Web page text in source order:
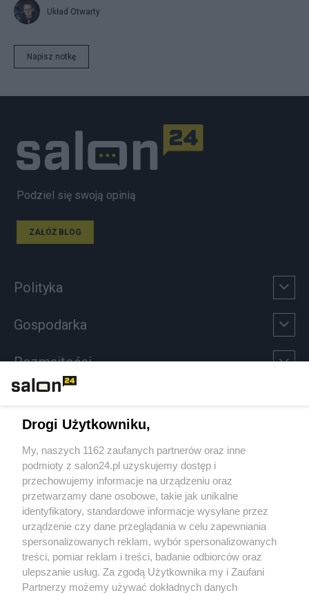
Układ Otwarty
Napisz notkę
Podziel się swoją opinią
ZAŁÓŻ BLOG
Polityka
Gospodarka
Rozmaitości
Sport
Społeczeństwo
Kultura
X Facebook Instagram Youtube
Drogi Użytkowniku,
My, naszych 1162 zaufanych partnerów oraz inne
podmioty z salon24.pl uzyskujemy dostęp i
przechowujemy informacje na urządzeniu oraz
przetwarzamy dane osobowe, takie jak unikalne
identyfikatory, standardowe informacje wysyłane przez
urządzenie czy dane przeglądania w celu zapewniania
spersonalizowanych reklam, wybór spersonalizowanych
treści, pomiar reklam i treści, badanie odbiorców oraz
ulepszanie usług. Za zgodą Użytkownika my i Zaufani
Partnerzy możemy używać dokładnych danych